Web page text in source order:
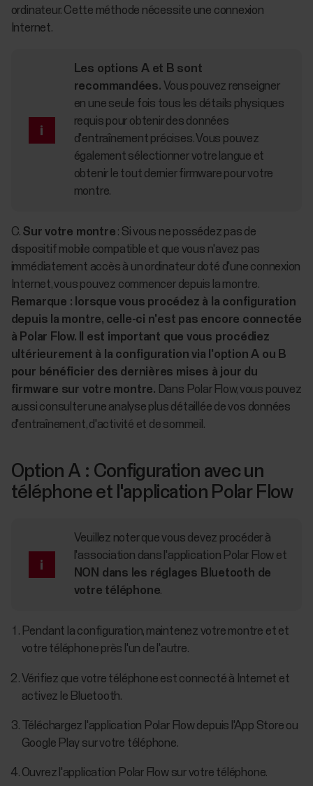
ordinateur. Cette méthode nécessite une connexion
Internet.
Les options A et B sont
recommandées. Vous pouvez renseigner
en une seule fois tous les détails physiques
requis pour obtenir des données
d'entraînement précises. Vous pouvez
également sélectionner votre langue et
obtenir le tout dernier firmware pour votre
montre.
C. Sur votre montre : Si vous ne possédez pas de
dispositif mobile compatible et que vous n'avez pas
immédiatement accès à un ordinateur doté d'une connexion
Internet, vous pouvez commencer depuis la montre.
Remarque : lorsque vous procédez à la configuration
depuis la montre, celle-ci n'est pas encore connectée
à Polar Flow. Il est important que vous procédiez
ultérieurement à la configuration via l'option A ou B
pour bénéficier des dernières mises à jour du
firmware sur votre montre. Dans Polar Flow, vous pouvez
aussi consulter une analyse plus détaillée de vos données
d'entraînement, d'activité et de sommeil.
Option A : Configuration avec un
téléphone et l'application Polar Flow
Veuillez noter que vous devez procéder à
l'association dans l'application Polar Flow et
NON dans les réglages Bluetooth de
votre téléphone.
Pendant la configuration, maintenez votre montre et et
votre téléphone près l'un de l'autre.
Vérifiez que votre téléphone est connecté à Internet et
activez le Bluetooth.
Téléchargez l'application Polar Flow depuis l'App Store ou
Google Play sur votre téléphone.
Ouvrez l'application Polar Flow sur votre téléphone.